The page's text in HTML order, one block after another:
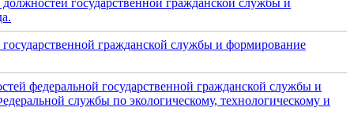
гражданской службы и формирование
федеральной государственной гражданской службы и
службы по экологическому, технологическому и